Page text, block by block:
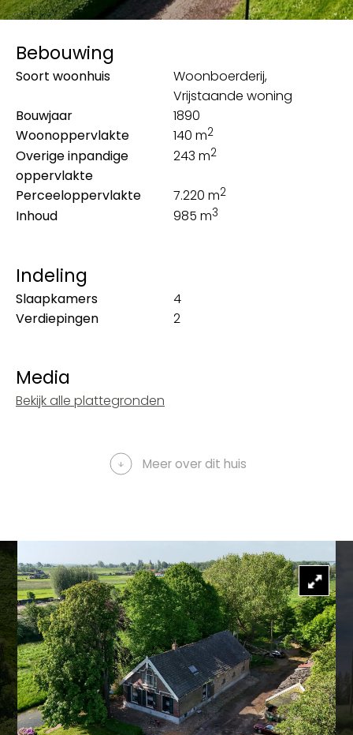
Bebouwing
Soort woonhuis
Woonboerderij,
Vrijstaande woning
Bouwjaar
1890
Woonoppervlakte
140 m2
Overige inpandige
oppervlakte
243 m2
Perceeloppervlakte 7.220 m2
Inhoud 985 m3
Indeling
Slaapkamers
4
Verdiepingen
2
Media
Bekijk alle plattegronden
Meer over dit huis